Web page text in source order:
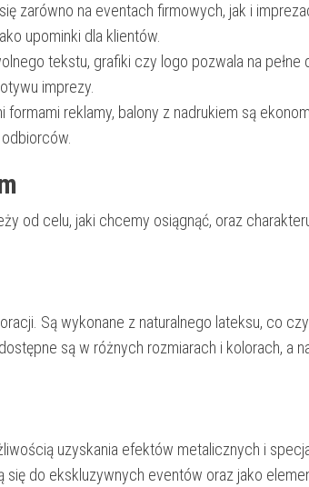
zarówno na eventach firmowych, jak i
upominki dla klientów.
tekstu, grafiki czy logo pozwala na pełne
imprezy.
formami reklamy, balony z nadrukiem są
od celu, jaki chcemy osiągnąć, oraz
Są wykonane z naturalnego lateksu, co
są w różnych rozmiarach i kolorach, a
uzyskania efektów metalicznych i
do ekskluzywnych eventów oraz jako